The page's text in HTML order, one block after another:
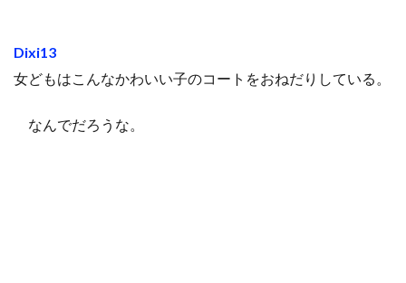
Dixi13
女どもはこんなかわいい子のコートをおねだりしている。
なんでだろうな。